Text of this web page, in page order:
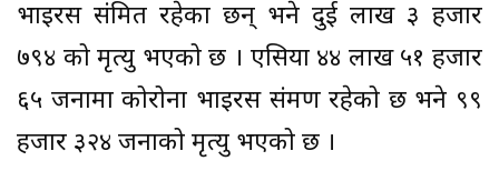
भाइरस संक्रमित रहेका छन् भने दुई लाख ३ हजार
७९४ को मृत्यु भएको छ । एसिया ४४ लाख ५१ हजार
६५ जनामा कोरोना भाइरस संक्रमण रहेको छ भने ९९
हजार ३२४ जनाको मृत्यु भएको छ ।